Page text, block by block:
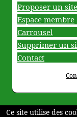
Proposer un site
Espace membre
Carrousel
Supprimer un
Contact
Ce site utilise des